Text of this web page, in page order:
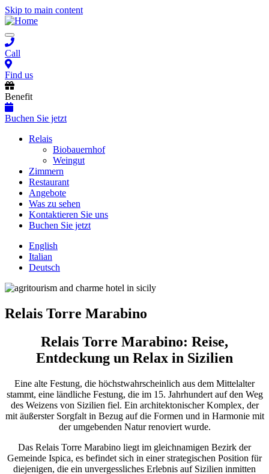
Skip to main content
Toggle
navigation
Call
Find us
Benefit
Buchen Sie jetzt
Main
navigation
Relais
Biobauernhof
Weingut
Zimmern
Restaurant
Angebote
Was zu sehen
Kontaktieren Sie uns
Buchen Sie jetzt
English
Italian
Deutsch
Relais Torre Marabino
Relais Torre Marabino: Reise,
Entdeckung un Relax in Sizilien
Eine alte Festung, die höchstwahrscheinlich aus dem Mittelalter
stammt, eine ländliche Festung, die im 15. Jahrhundert auf den Weg
des Weizens von Sizilien fiel. Ein architektonischer Komplex, der
mit äußerster Sorgfalt in Bezug auf die Formen und in Harmonie mit
der umgebenden Natur renoviert wurde.
Das Relais Torre Marabino liegt im gleichnamigen Bezirk der
Gemeinde Ispica, es befindet sich in einer strategischen Position für
diejenigen, die ein unvergessliches Erlebnis auf Sizilien inmitten